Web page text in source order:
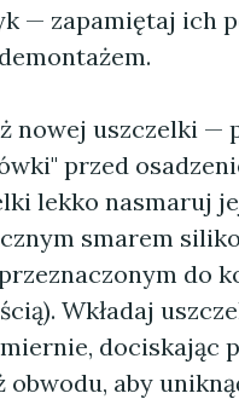
— zapamiętaj ich
nowej uszczelki —
przed
lekko nasmaruj
smarem
do
Wkładaj
dociskając
obwodu, aby